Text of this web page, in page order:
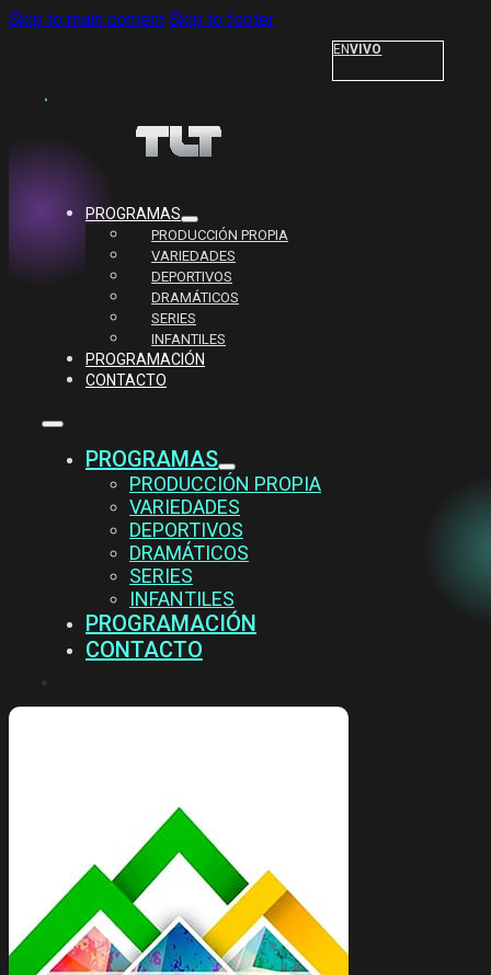
Skip to main content Skip to footer
ENVIVO
PROGRAMAS
PRODUCCIÓN PROPIA
VARIEDADES
DEPORTIVOS
DRAMÁTICOS
SERIES
INFANTILES
PROGRAMACIÓN
CONTACTO
PROGRAMAS
PRODUCCIÓN PROPIA
VARIEDADES
DEPORTIVOS
DRAMÁTICOS
SERIES
INFANTILES
PROGRAMACIÓN
CONTACTO